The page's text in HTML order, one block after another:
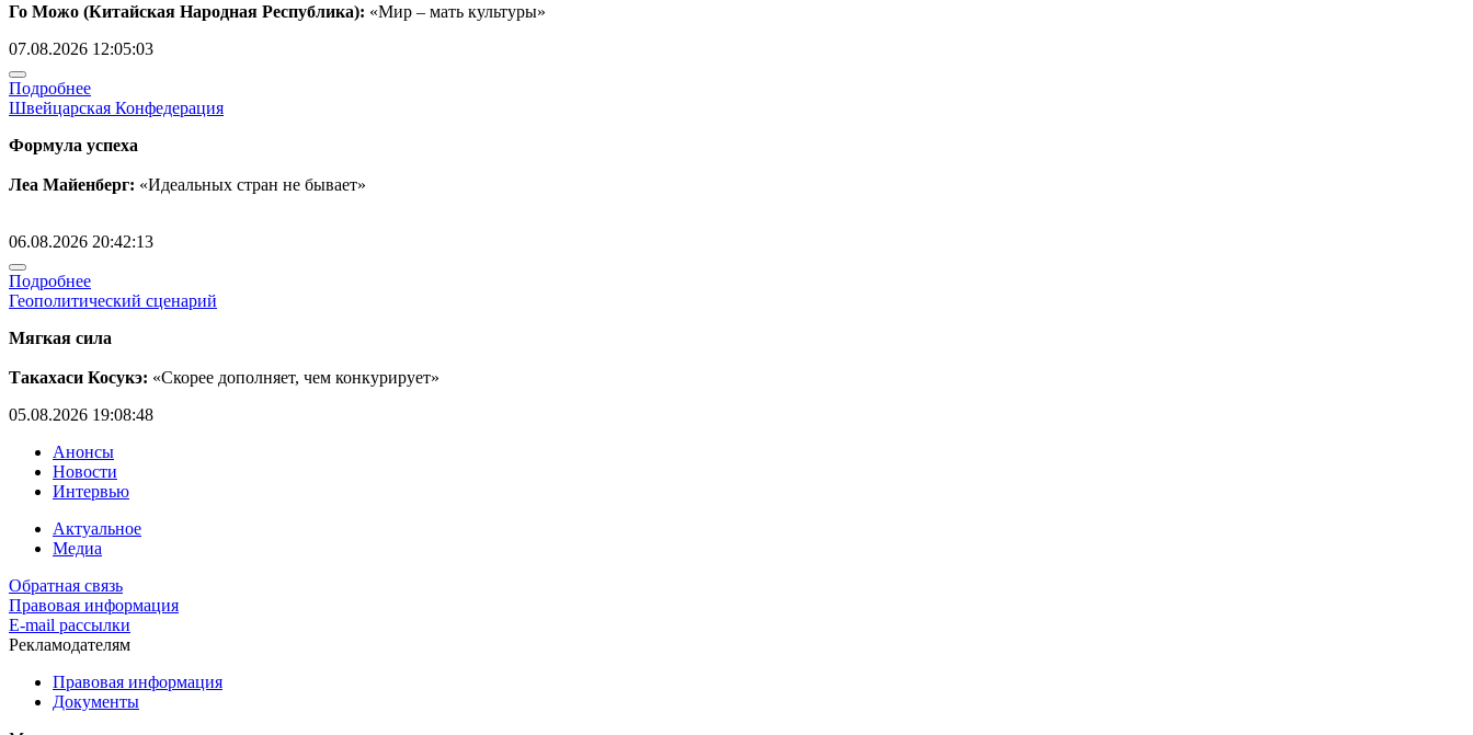
Го Можо (Китайская Народная Республика): «Мир – мать культуры»
07.08.2026 12:05:03
Подробнее
Швейцарская Конфедерация
Формула успеха
Леа Майенберг: «Идеальных стран не бывает»
06.08.2026 20:42:13
Подробнее
Геополитический сценарий
Мягкая сила
Такахаси Косукэ: «Скорее дополняет, чем конкурирует»
05.08.2026 19:08:48
Анонсы
Новости
Интервью
Актуальное
Медиа
Обратная связь
Правовая информация
E-mail рассылки
Рекламодателям
Правовая информация
Документы